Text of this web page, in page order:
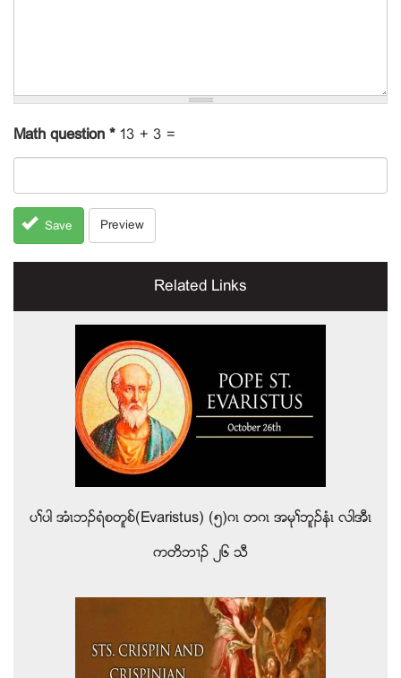
Math question * 13 + 3 =
Save Preview
Related Links
ပႈပါ အံၚဘဥရံစတူစ္(Evaristus) (၅)ဂၚ တဂၚ အမုႈဘူဥနံၚ လါအီၚ
ကတိဘ႕ဥ ၂၆ သီ